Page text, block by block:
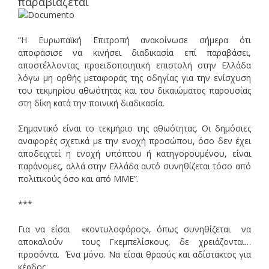
“Η Ευρωπαϊκή Επιτροπή ανακοίνωσε σήμερα ότι
αποφάσισε να κινήσει διαδικασία επί παραβάσει,
αποστέλλοντας προειδοποιητική επιστολή στην Ελλάδα
λόγω μη ορθής μεταφοράς της οδηγίας για την ενίσχυση
του τεκμηρίου αθωότητας και του δικαιώματος παρουσίας
στη δίκη κατά την ποινική διαδικασία.
Σημαντικό είναι το τεκμήριο της αθωότητας. Οι δημόσιες
αναφορές σχετικά με την ενοχή προσώπου, όσο δεν έχει
αποδειχτεί η ενοχή υπόπτου ή κατηγορουμένου, είναι
παράνομες, αλλά στην Ελλάδα αυτό συνηθίζεται τόσο από
πολιτικούς όσο και από ΜΜΕ”.
***
Για να είσαι «κοντυλοφόρος», όπως συνηθίζεται να
αποκαλούν τους Γκεμπελίσκους, δε χρειάζονται…
προσόντα. Ένα μόνο. Να είσαι θρασύς και αδίστακτος για
κέρδος.